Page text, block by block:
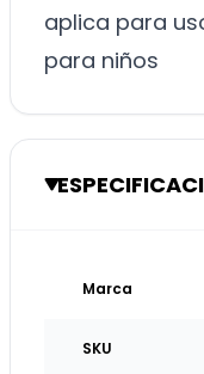
aplica para
para niños
Marca
SKU